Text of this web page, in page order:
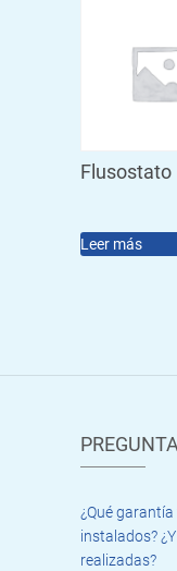
Flusostato
Leer más
¿Qué
instalados?
realizadas?